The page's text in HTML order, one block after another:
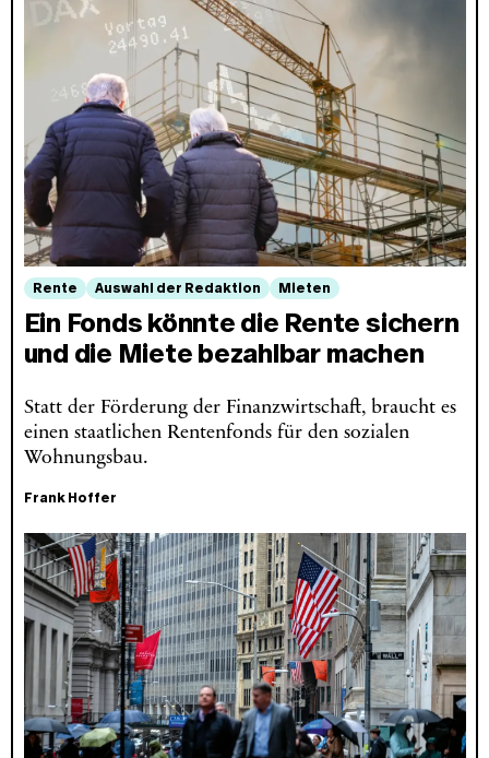
Rente Auswahl der Redaktion Mieten
Ein Fonds könnte die Rente sichern
und die Miete bezahlbar machen
Statt der Förderung der Finanzwirtschaft, braucht es
einen staatlichen Rentenfonds für den sozialen
Wohnungsbau.
Frank Hoffer